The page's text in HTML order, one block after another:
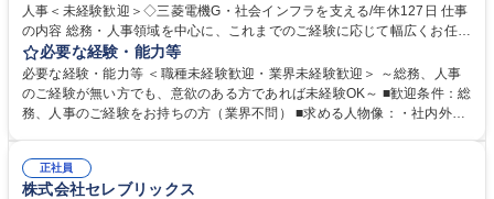
人事＜未経験歓迎＞◇三菱電機G・社会インフラを支える/年休127日 仕事
の内容 総務・人事領域を中心に、これまでのご経験に応じて幅広くお任せ
します。 ＜具体的には＞ ・総務/人事労務（給与・社保・勤怠管理など）
・採用・教育研修 ・福利厚生運用 など ※基本的には事務所勤務ですが、
採用や教育等の業務内容により、関西圏以外への日帰り・宿泊を伴う国内
出張もございます。 ※担当業務を持ちつつ、お互いに助け合いながら、総
必要な経験・能力等
必要な経験・能力等 ＜職種未経験歓迎・業界未経験歓迎＞ ～総務、人事
のご経験が無い方でも、意欲のある方であれば未経験OK～ ■歓迎条件：総
務、人事のご経験をお持ちの方（業界不問） ■求める人物像：・社内外の
正社員
株式会社セレブリックス